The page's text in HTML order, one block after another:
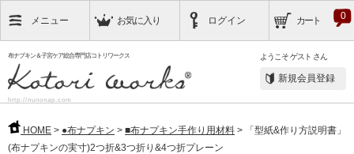
布ナプキン＆子宮ケア総合専門店コトリワークス
http://nunonap.com
ようこそゲスト さん
新規会員登録
メニュー お気に入り ログイン カート 0
HOME > ●布ナプキン > ■布ナプキン手作り用材料 > 「型紙&作り方説明書」
(布ナプキンの実寸)2つ折&3つ折り&4つ折プレーン